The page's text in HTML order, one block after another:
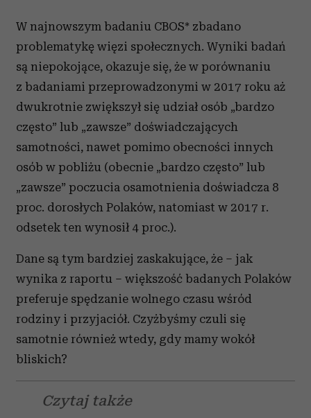
W najnowszym badaniu CBOS* zbadano
problematykę więzi społecznych. Wyniki badań
są niepokojące, okazuje się, że w porównaniu
z badaniami przeprowadzonymi w 2017 roku aż
dwukrotnie zwiększył się udział osób „bardzo
często” lub „zawsze” doświadczających
samotności, nawet pomimo obecności innych
osób w pobliżu (obecnie „bardzo często” lub
„zawsze” poczucia osamotnienia doświadcza 8
proc. dorosłych Polaków, natomiast w 2017 r.
odsetek ten wynosił 4 proc.).
Dane są tym bardziej zaskakujące, że – jak
wynika z raportu – większość badanych Polaków
preferuje spędzanie wolnego czasu wśród
rodziny i przyjaciół. Czyżbyśmy czuli się
samotnie również wtedy, gdy mamy wokół
bliskich?
Czytaj także